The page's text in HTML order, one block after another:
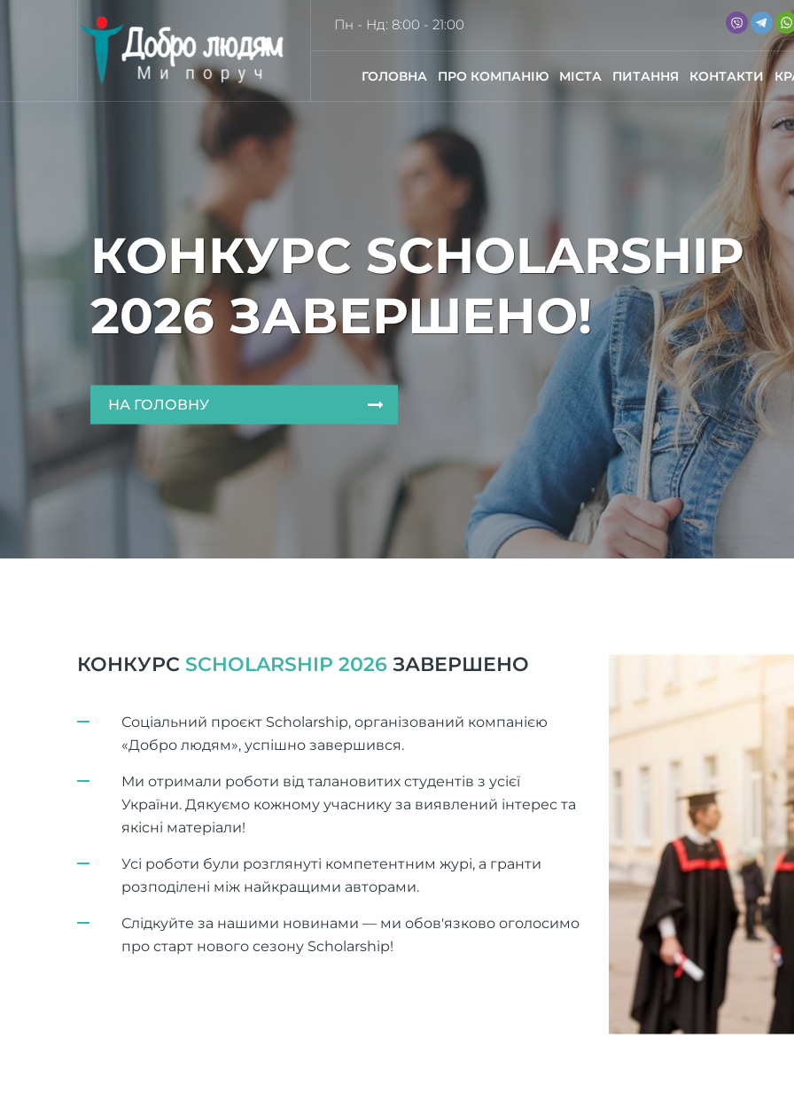
ГОЛОВНА ПРО КОМПАНІЮ МІСТА ПИТАННЯ КОНТАКТИ
Пн - Нд: 8:00 - 21:00
КОНКУРС SCHOLARSHIP
2026 ЗАВЕРШЕНО!
НА ГОЛОВНУ
КОНКУРС SCHOLARSHIP 2026 ЗАВЕРШЕНО
Соціальний проєкт Scholarship, організований компанією
«Добро людям», успішно завершився.
Ми отримали роботи від талановитих студентів з усієї
України. Дякуємо кожному учаснику за виявлений інтерес та
якісні матеріали!
Усі роботи були розглянуті компетентним журі, а гранти
розподілені між найкращими авторами.
Слідкуйте за нашими новинами — ми обов'язково оголосимо
про старт нового сезону Scholarship!